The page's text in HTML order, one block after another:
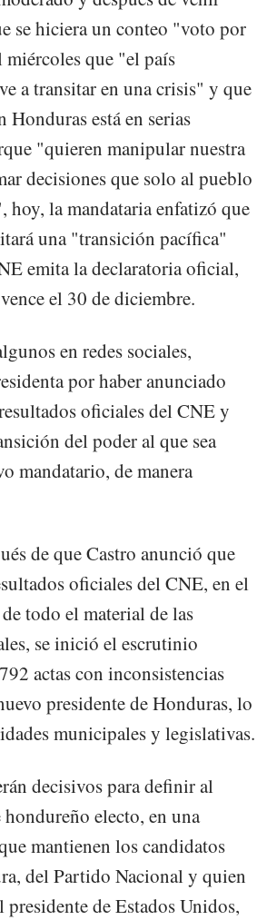
se hiciera un conteo "voto por
que "el país
a transitar en una crisis" y que
Honduras está en serias
"quieren manipular nuestra
decisiones que solo al pueblo
hoy, la mandataria enfatizó que
una "transición pacífica"
emita la declaratoria oficial,
el 30 de diciembre.
en redes sociales,
por haber anunciado
oficiales del CNE y
del poder al que sea
mandatario, de manera
de que Castro anunció que
oficiales del CNE, en el
todo el material de las
se inició el escrutinio
actas con inconsistencias
presidente de Honduras, lo
municipales y legislativas.
decisivos para definir al
electo, en una
mantienen los candidatos
del Partido Nacional y quien
presidente de Estados Unidos,